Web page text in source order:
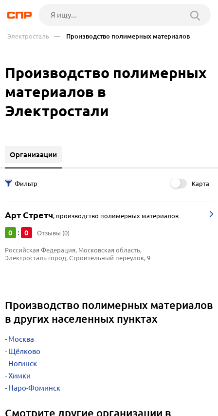
Электросталь — Производство полимерных материалов
Производство полимерных
материалов в
Электростали
Организации
Карта
Арт Стретч, производство полимерных материалов
0 : 0 Отзывы (0)
Российская Федерация, Московская область,
Электросталь город, Строительный переулок, 9
Производство полимерных материалов
в других населенных пунктах
Москва
Щёлково
Ногинск
Химки
Наро-Фоминск
Смотрите другие организации в